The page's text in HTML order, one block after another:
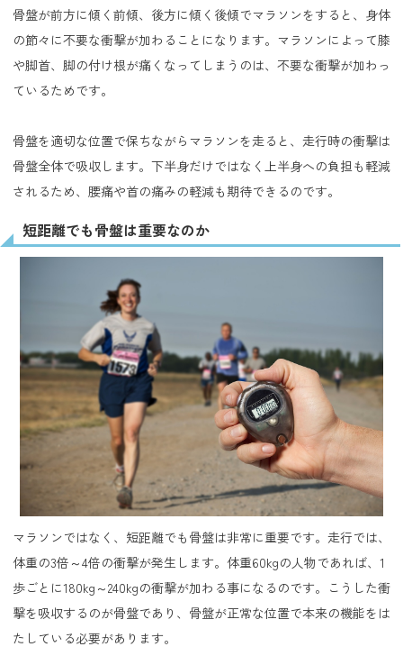
骨盤が前方に傾く前傾、後方に傾く後傾でマラソンをすると、身体
の節々に不要な衝撃が加わることになります。マラソンによって膝
や脚首、脚の付け根が痛くなってしまうのは、不要な衝撃が加わっ
ているためです。
骨盤を適切な位置で保ちながらマラソンを走ると、走行時の衝撃は
骨盤全体で吸収します。下半身だけではなく上半身への負担も軽減
されるため、腰痛や首の痛みの軽減も期待できるのです。
短距離でも骨盤は重要なのか
マラソンではなく、短距離でも骨盤は非常に重要です。走行では、
体重の3倍～4倍の衝撃が発生します。体重60kgの人物であれば、1
歩ごとに180kg～240kgの衝撃が加わる事になるのです。こうした衝
撃を吸収するのが骨盤であり、骨盤が正常な位置で本来の機能をは
たしている必要があります。